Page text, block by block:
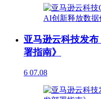
亚马逊云科技发
署指南》
6 07.08